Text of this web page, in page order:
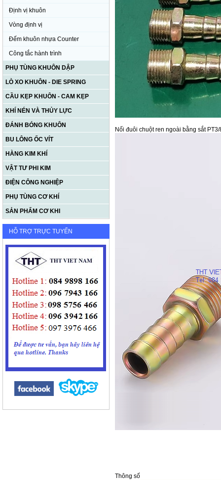
Định vị khuôn
Vòng định vị
Đếm khuôn nhựa Counter
Công tắc hành trình
PHỤ TÙNG KHUÔN DẬP
LÒ XO KHUÔN - DIE SPRING
CẦU KẸP KHUÔN - CAM KẸP
KHÍ NÉN VÀ THỦY LỰC
ĐÁNH BÓNG KHUÔN
BU LÔNG ỐC VÍT
HÀNG KIM KHÍ
VẬT TƯ PHI KIM
ĐIỆN CÔNG NGHIỆP
PHỤ TÙNG CƠ KHÍ
SẢN PHẨM CƠ KHI
HỖ TRỢ TRỰC TUYẾN
Nối đuôi chuột ren ngoài bằng sắt
Thông số